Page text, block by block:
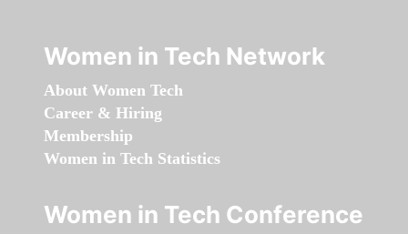
Women in Tech Network
About Women Tech
Career & Hiring
Membership
Women in Tech Statistics
Women in Tech Conference